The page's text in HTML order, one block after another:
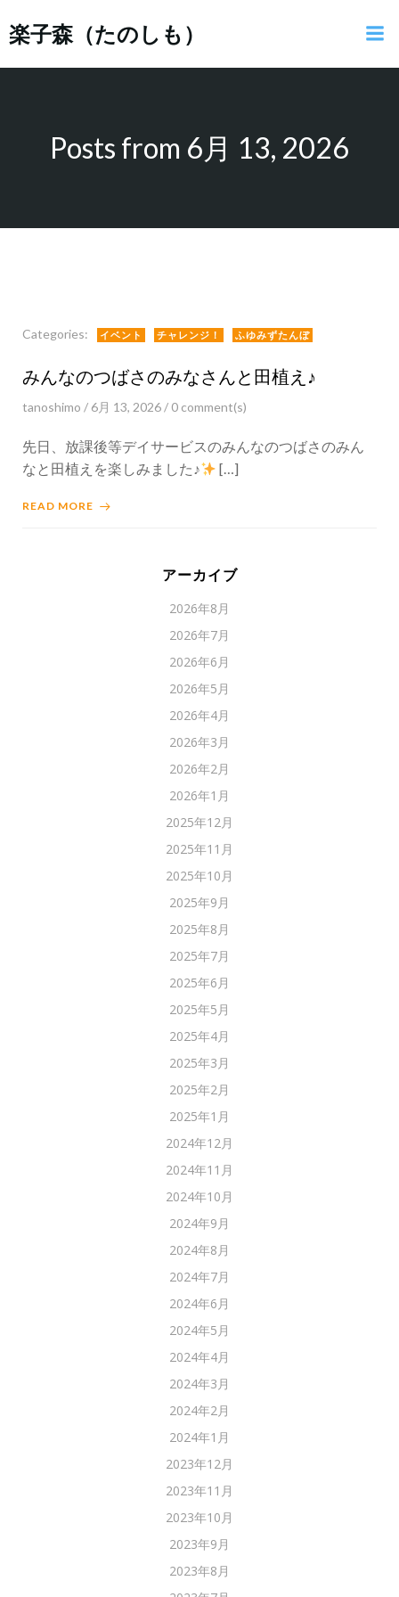
ン
ス
キ
楽子森（たのしも）
Posts from 6月 13, 2026
Categories: イベント チャレンジ！ ふゆみずたんぼ
みんなのつばさのみなさんと田植え♪
tanoshimo / 6月 13, 2026/ 0 comment(s)
先日、放課後等デイサービスのみんなのつばさのみん
なと田植えを楽しみました♪
[…]
READ MORE
アーカイブ
2026年8月
2026年7月
2026年6月
2026年5月
2026年4月
2026年3月
2026年2月
2026年1月
2025年12月
2025年11月
2025年10月
2025年9月
2025年8月
2025年7月
2025年6月
2025年5月
2025年4月
2025年3月
2025年2月
2025年1月
2024年12月
2024年11月
2024年10月
2024年9月
2024年8月
2024年7月
2024年6月
2024年5月
2024年4月
2024年3月
2024年2月
2024年1月
2023年12月
2023年11月
2023年10月
2023年9月
2023年8月